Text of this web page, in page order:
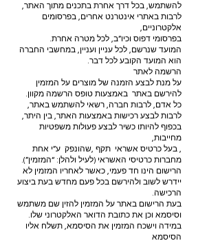
להשתמש, בכל דרך אחרת בתכנים מתוך האתר,
לרבות באתרי אינטרנט אחרים, בפרסומים
אלקטרוניים,
בפרסומי דפוס וכיו”ב, לכל מטרה אחרת.
המועד שנרשם, לכל עניין ועניין, במחשבי החברה
הוא המועד הקובע לכל דבר.
הרשמה לאתר
על מנת לבצע הזמנה של מוצרים על המזמין
להירשם באתר באמצעות טופס הרשמה מקוון.
כל אדם, לרבות חברה, רשאי להשתמש באתר,
לרבות לבצע רכישות באמצעות האתר, בין היתר,
בכפוף להיותו כשיר לבצע פעולות משפטיות
מחייבות,
, בעל כרטיס אשראי תקף ,שהונפק ע”י אחת
מחברות כרטיסי האשראי (לעיל ולהלן: “המזמין”).
הרישום הינו חד פעמי, כאשר לאחריו המזמין לא
יידרש לשוב ולהירשם בכל פעם מחדש בעת ביצוע
הרכישה.
בעת הרישום באתר על המזמין להזין שם משתמש
וסיסמא וכן את כתובת הדואר האלקטרוני שלו.
במידה וישכח המזמין את הסיסמא, תשלח אליו
הסיסמא